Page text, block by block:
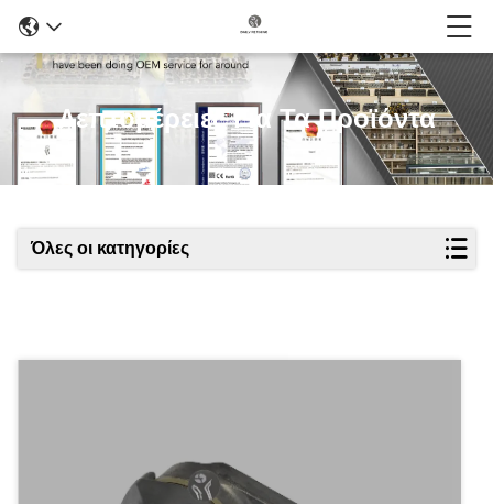
Λεπτομέρειες Για Τα Προϊόντα
Όλες οι κατηγορίες